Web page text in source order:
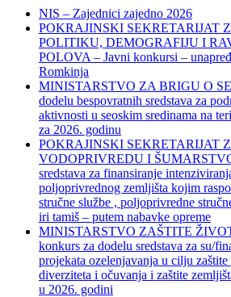
NIS – Zajednici zajedno 2026
POKRAJINSKI SEKRETARIJAT
POLITIKU, DEMOGRAFIJU I
POLOVA – Javni konkursi –
Romkinja
MINISTARSTVO ZA BRIGU O
dodelu bespovratnih sredstava za
aktivnosti u seoskim sredinama na
za 2026. godinu
POKRAJINSKI SEKRETARIJAT
VODOPRIVREDU I
sredstava za finansiranje
poljoprivrednog zemljišta kojim
stručne službe , poljoprivredne
iri tamiš ‒ putem nabavke opreme
MINISTARSTVO ZAŠTITE
konkurs za dodelu sredstava za su/
projekata ozelenjavanja u cilju
diverziteta i očuvanja i zaštite
u 2026. godini